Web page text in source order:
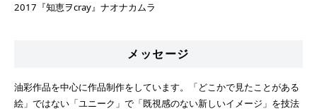
2017『知恵ヲcray』ナオナカムラ
メッセージ
油彩作品を中心に作品制作をしています。「どこかで見たことがある
絵」ではない「ユニーク」で「既視感のない新しいイメージ」を技法